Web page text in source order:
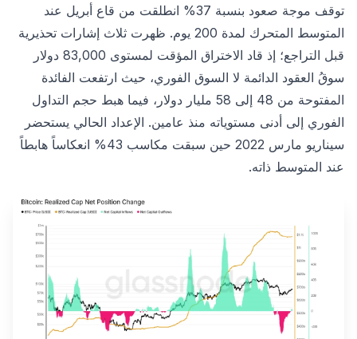
توقف موجة صعود بنسبة 37% انطلقت من قاع أبريل عند
المتوسط المتحرك لمدة 200 يوم. ظهرت ثلاث إشارات تحذيرية
قبل التراجع؛ إذ قاد الاختراق المؤقت لمستوى 83,000 دولار
سوقُ العقود الدائمة لا السوق الفوري، حيث ارتفعت الفائدة
المفتوحة من 48 إلى 58 مليار دولار، فيما هبط حجم التداول
الفوري إلى أدنى مستوياته منذ عامين. الإعداد الحالي يستحضر
سيناريو مارس 2022 حين سبقت مكاسب 43% انعكاساً هابطاً
عند المتوسط ذاته.